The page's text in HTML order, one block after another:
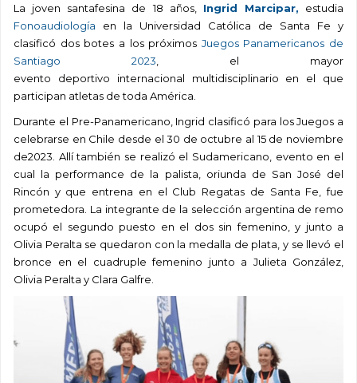
La joven santafesina de 18 años, Ingrid Marcipar, estudia
Fonoaudiología en la Universidad Católica de Santa Fe y
clasificó dos botes a los próximos Juegos Panamericanos de
Santiago 2023 , el mayor
evento deportivo internacional multidisciplinario en el que
participan atletas de toda América.
Durante el Pre-Panamericano, Ingrid clasificó para los Juegos a
celebrarse en Chile desde el 30 de octubre al 15 de noviembre
de2023. Allí también se realizó el Sudamericano, evento en el
cual la performance de la palista, oriunda de San José del
Rincón y que entrena en el Club Regatas de Santa Fe, fue
prometedora. La integrante de la selección argentina de remo
ocupó el segundo puesto en el dos sin femenino, y junto a
Olivia Peralta se quedaron con la medalla de plata, y se llevó el
bronce en el cuadruple femenino junto a Julieta González,
Olivia Peralta y Clara Galfre.